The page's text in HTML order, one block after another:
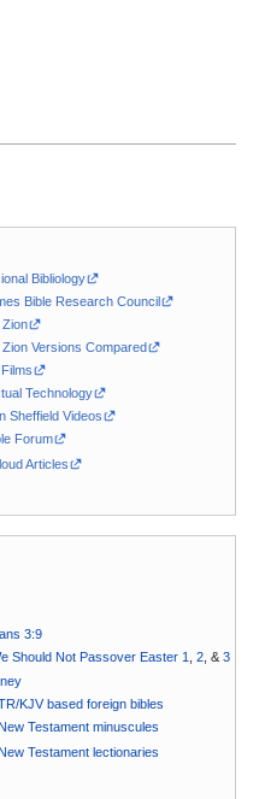
Bibliology
Bible Research Council
Zion
Versions Compared
Technology
Sheffield Videos
Forum
Articles
3:9
Should Not Passover Easter 1,2, &3
KJV based foreign bibles
Testament minuscules
Testament lectionaries